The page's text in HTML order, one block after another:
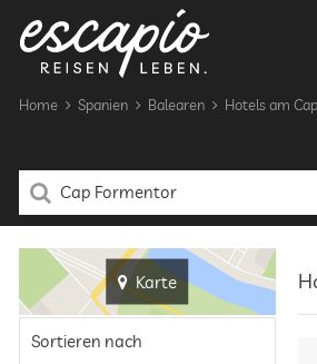
Home Spanien Balearen Hotels am
Karte
Sortieren nach